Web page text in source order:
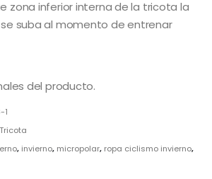
zona inferior interna de la tricota la
suba al momento de entrenar
del producto.
1
Tricota
, invierno, micropolar, ropa ciclismo invierno,